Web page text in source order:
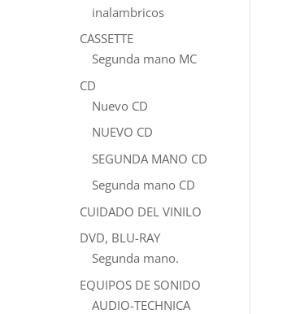
inalambricos
CASSETTE
Segunda mano MC
CD
Nuevo CD
NUEVO CD
SEGUNDA MANO CD
Segunda mano CD
CUIDADO DEL VINILO
DVD, BLU-RAY
Segunda mano.
EQUIPOS DE SONIDO
AUDIO-TECHNICA